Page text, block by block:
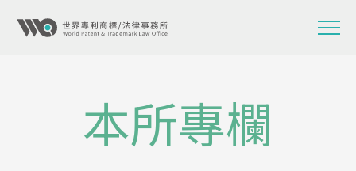
本所專欄